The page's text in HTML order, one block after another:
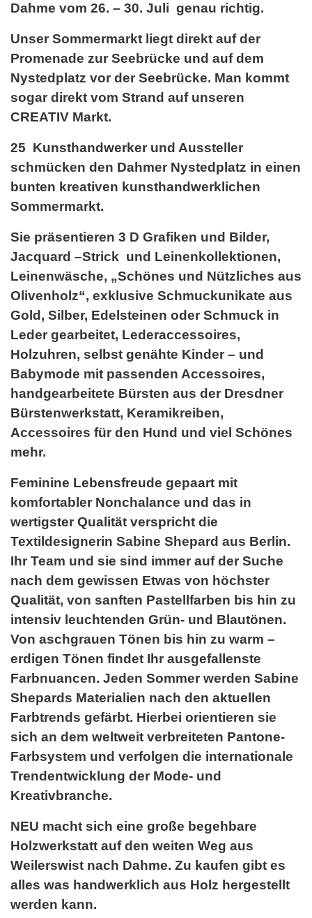
Dahme vom 26. – 30. Juli genau richtig.
Unser Sommermarkt liegt direkt auf der
Promenade zur Seebrücke und auf dem
Nystedplatz vor der Seebrücke. Man kommt
sogar direkt vom Strand auf unseren
CREATIV Markt.
25 Kunsthandwerker und Aussteller
schmücken den Dahmer Nystedplatz in einen
bunten kreativen kunsthandwerklichen
Sommermarkt.
Sie präsentieren 3 D Grafiken und Bilder,
Jacquard –Strick und Leinenkollektionen,
Leinenwäsche, „Schönes und Nützliches aus
Olivenholz“, exklusive Schmuckunikate aus
Gold, Silber, Edelsteinen oder Schmuck in
Leder gearbeitet, Lederaccessoires,
Holzuhren, selbst genähte Kinder – und
Babymode mit passenden Accessoires,
handgearbeitete Bürsten aus der Dresdner
Bürstenwerkstatt, Keramikreiben,
Accessoires für den Hund und viel Schönes
mehr.
Feminine Lebensfreude gepaart mit
komfortabler Nonchalance und das in
wertigster Qualität verspricht die
Textildesignerin Sabine Shepard aus Berlin.
Ihr Team und sie sind immer auf der Suche
nach dem gewissen Etwas von höchster
Qualität, von sanften Pastellfarben bis hin zu
intensiv leuchtenden Grün- und Blautönen.
Von aschgrauen Tönen bis hin zu warm –
erdigen Tönen findet Ihr ausgefallenste
Farbnuancen. Jeden Sommer werden Sabine
Shepards Materialien nach den aktuellen
Farbtrends gefärbt. Hierbei orientieren sie
sich an dem weltweit verbreiteten Pantone-
Farbsystem und verfolgen die internationale
Trendentwicklung der Mode- und
Kreativbranche.
NEU macht sich eine große begehbare
Holzwerkstatt auf den weiten Weg aus
Weilerswist nach Dahme. Zu kaufen gibt es
alles was handwerklich aus Holz hergestellt
werden kann.